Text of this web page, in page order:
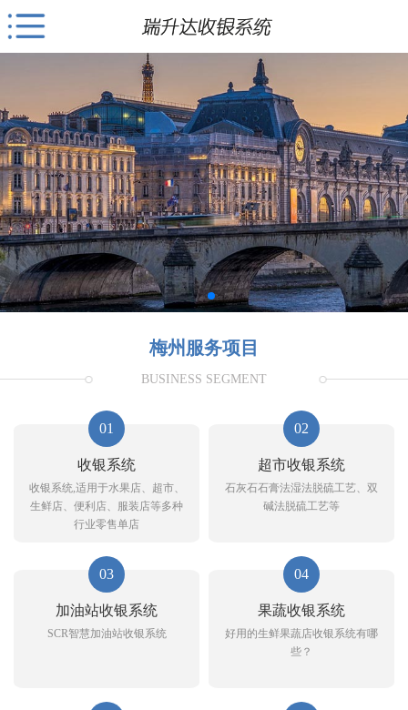
梅州服务项目
BUSINESS SEGMENT
01
收银系统
收银系统,适用于水果店、超市、
生鲜店、便利店、服装店等多种
行业零售单店
02
超市收银系统
石灰石石膏法湿法脱硫工艺、双
碱法脱硫工艺等
03
加油站收银系统
SCR智慧加油站收银系统
04
果蔬收银系统
好用的生鲜果蔬店收银系统有哪
些？